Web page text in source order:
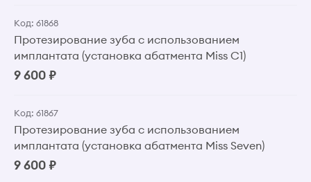
Код: 61868
Протезирование зуба с использованием
имплантата (установка абатмента Miss C1)
9 600 ₽
Код: 61867
Протезирование зуба с использованием
имплантата (установка абатмента Miss Seven)
9 600 ₽